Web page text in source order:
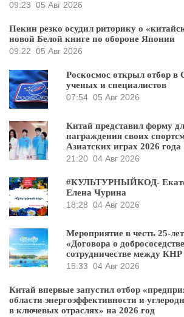
09:23 05 Авг 2026
Пекин резко осудил риторику о
новой Белой книге по обороне Японии
09:22 05 Авг 2026
Роскосмос открыл отбор в
ученых и специалистов
07:54 05 Авг 2026
Китай представил форму
награждения своих
Азиатских играх 2026 года
21:20 04 Авг 2026
#КУЛЬТУРНЫЙКОД-
Елена Чурина
18:28 04 Авг 2026
Мероприятие в честь 25-
«Договора о
сотрудничестве между
15:33 04 Авг 2026
Китай впервые запустил отбор
области энергоэффективности и
в ключевых отраслях» на 2026 год